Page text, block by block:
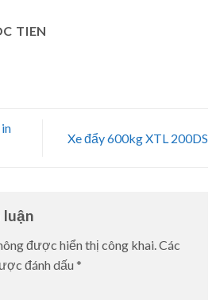
TIEN
Xe đẩy 600kg XTL 200DS
được hiển thị công khai.Các
đánh dấu *